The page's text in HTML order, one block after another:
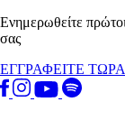
Ενημερωθείτε
σας
ΕΓΓΡΑΦΕΙΤΕ ΤΩΡΑ